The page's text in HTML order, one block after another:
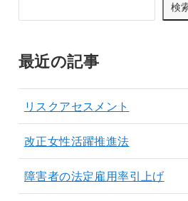
検
最近の記事
リスクアセスメント
改正女性活躍推進法
障害者の法定雇用率引上げ